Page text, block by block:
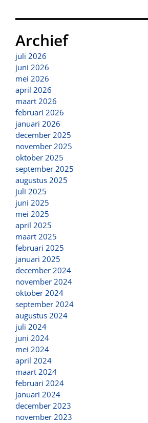
Archief
juli 2026
juni 2026
mei 2026
april 2026
maart 2026
februari 2026
januari 2026
december 2025
november 2025
oktober 2025
september 2025
augustus 2025
juli 2025
juni 2025
mei 2025
april 2025
maart 2025
februari 2025
januari 2025
december 2024
november 2024
oktober 2024
september 2024
augustus 2024
juli 2024
juni 2024
mei 2024
april 2024
maart 2024
februari 2024
januari 2024
december 2023
november 2023